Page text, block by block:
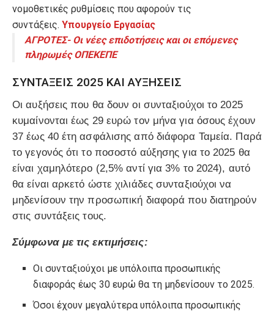
νομοθετικές ρυθμίσεις που αφορούν τις
συντάξεις. Υπουργείο Εργασίας
ΑΓΡΟΤΕΣ- Οι νέες επιδοτήσεις και οι επόμενες
πληρωμές ΟΠΕΚΕΠΕ
ΣΥΝΤΑΞΕΙΣ 2025 ΚΑΙ ΑΥΞΗΣΕΙΣ
Οι αυξήσεις που θα δουν οι συνταξιούχοι το 2025
κυμαίνονται έως 29 ευρώ τον μήνα για όσους έχουν
37 έως 40 έτη ασφάλισης από διάφορα Ταμεία. Παρά
το γεγονός ότι το ποσοστό αύξησης για το 2025 θα
είναι χαμηλότερο (2,5% αντί για 3% το 2024), αυτό
θα είναι αρκετό ώστε χιλιάδες συνταξιούχοι να
μηδενίσουν την προσωπική διαφορά που διατηρούν
στις συντάξεις τους.
Σύμφωνα με τις εκτιμήσεις:
Οι συνταξιούχοι με υπόλοιπα προσωπικής
διαφοράς έως 30 ευρώ θα τη μηδενίσουν το 2025.
Όσοι έχουν μεγαλύτερα υπόλοιπα προσωπικής